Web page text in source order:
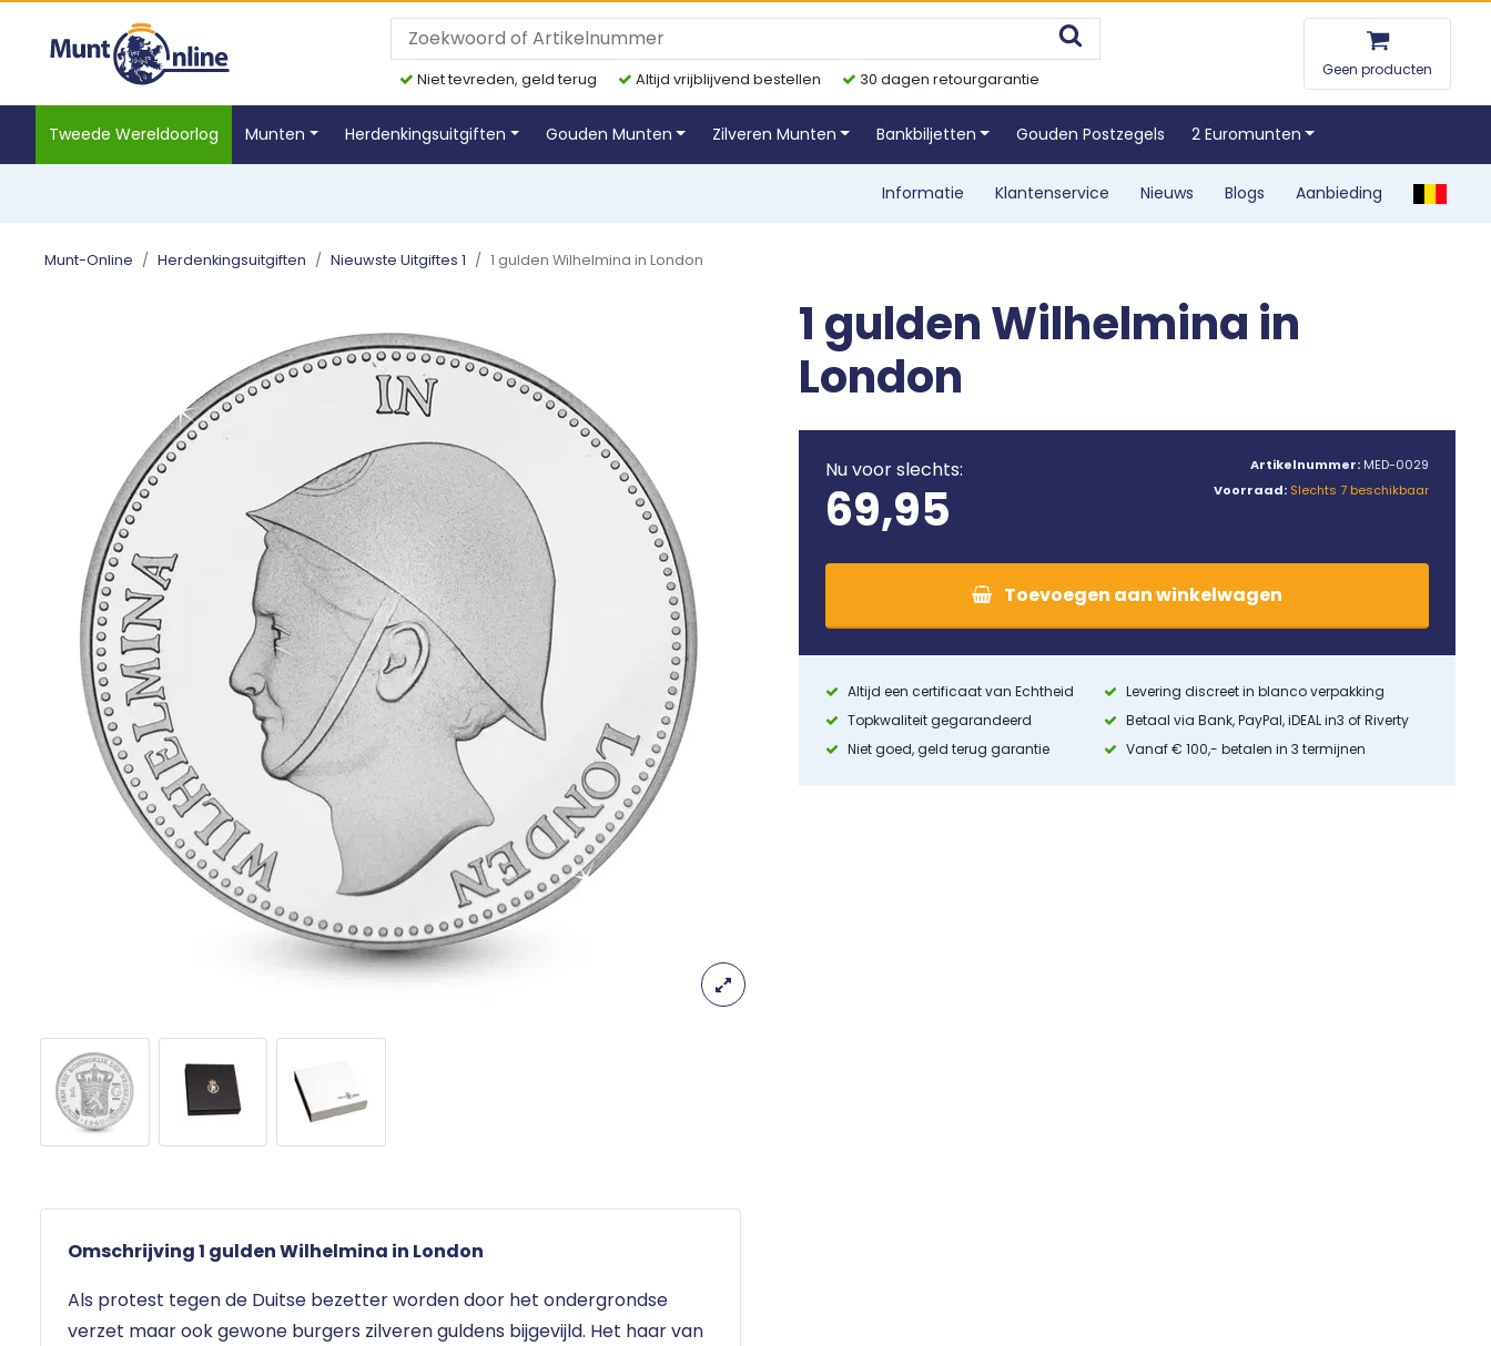
Niet tevreden, geld terug Altijd vrijblijvend bestellen 30 dagen retourgarantie
Geen producten
Tweede Wereldoorlog Munten Herdenkingsuitgiften Gouden Munten Zilveren Munten Bankbiljetten Gouden Postzegels 2 Euromunten
Informatie Klantenservice Nieuws Blogs Aanbieding
Munt-Online Herdenkingsuitgiften Nieuwste Uitgiftes 1 1 gulden Wilhelmina in London
Omschrijving 1 gulden Wilhelmina in London
Als protest tegen de Duitse bezetter worden door het ondergrondse
verzet maar ook gewone burgers zilveren guldens bijgevijld. Het haar van
1 gulden Wilhelmina in
London
Nu voor slechts:
69,95
Artikelnummer: MED-0029
Voorraad: Slechts 7 beschikbaar
Toevoegen aanwinkelwagen
Altijd een certificaat van Echtheid
Topkwaliteit gegarandeerd
Niet goed, geld terug garantie
Levering discreet in blanco verpakking
Betaal via Bank, PayPal, iDEAL in3 of Riverty
Vanaf € 100,- betalen in 3 termijnen